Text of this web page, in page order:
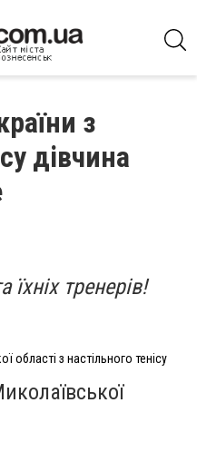
з
дівчина
їхніх тренерів!
області з настільного тенісу